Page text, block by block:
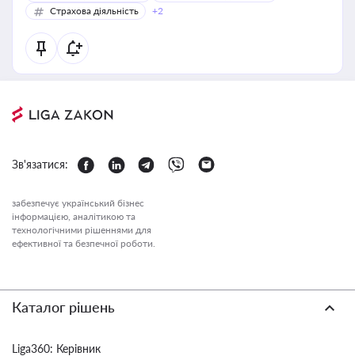
Страхова діяльність
+2
Зв'язатися:
забезпечує український бізнес
інформацією, аналітикою та
технологічними рішеннями для
ефективної та безпечної роботи.
Каталог рішень
Liga360: Керівник